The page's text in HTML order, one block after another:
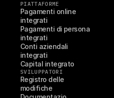
PIATTAFORME
Pagamenti online
integrati
Pagamenti di persona
integrati
Conti aziendali
integrati
Capital integrato
SVILUPPATORI
Registro delle
modifiche